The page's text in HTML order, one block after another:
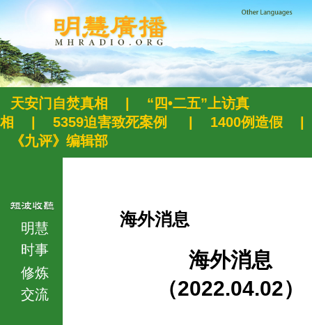
天安门自焚真相
“四•二五”上访真
相
5359迫害致死案例 1400例造假
《九评》编辑部
明慧
时事
修炼
交流
海外消息
海外消息
（2022.04.02）